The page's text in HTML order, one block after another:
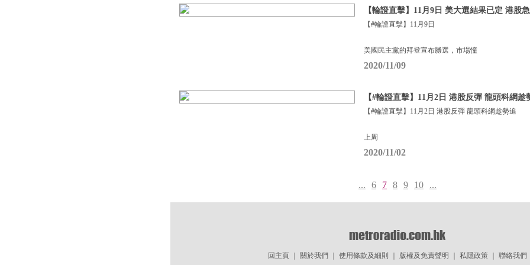
【輪證直擊】11月9日 美大選結果已定 港股
【#輪證直擊】11月9日
美國民主黨的拜登宣布勝選，市場憧
2020/11/09
【#輪證直擊】11月2日 港股反彈 龍頭科網趁
【#輪證直擊】11月2日 港股反彈 龍頭科網趁勢追
上周
2020/11/02
... 6 7 8 9 10 ...
回主頁｜ 關於我們 使用條款及細則 版權及免責聲明 私隱政策｜ 聯絡我們